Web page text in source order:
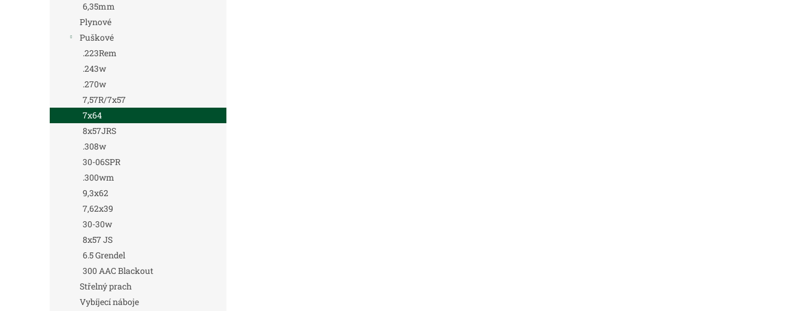
6,35mm
Plynové
Puškové
.223Rem
.243w
.270w
7,57R/7x57
7x64
8x57JRS
.308w
30-06SPR
.300wm
9,3x62
7,62x39
30-30w
8x57 JS
6.5 Grendel
300 AAC Blackout
Střelný prach
Vybíjecí náboje